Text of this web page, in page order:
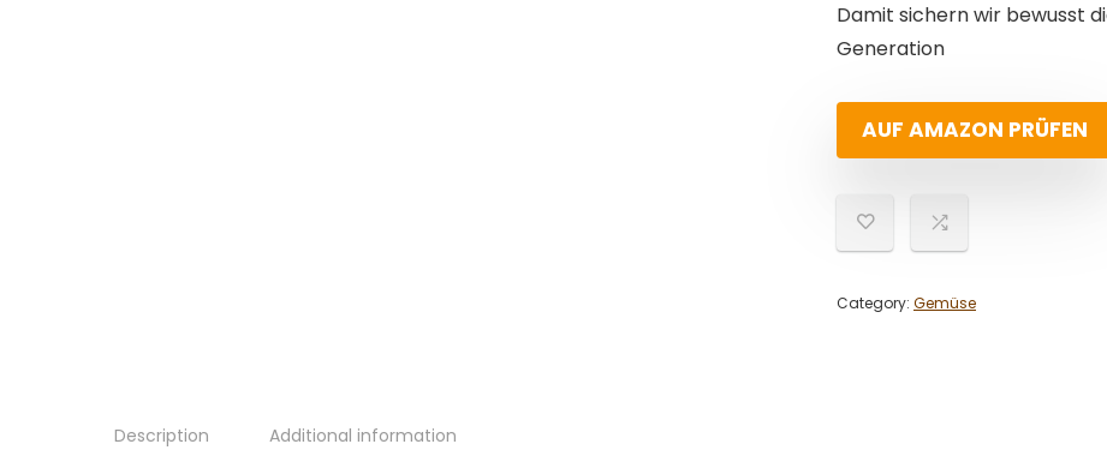
Damit sichern wir bewusst
Generation
AUF AMAZON PRÜFEN
Category: Gemüse
Description Additional information